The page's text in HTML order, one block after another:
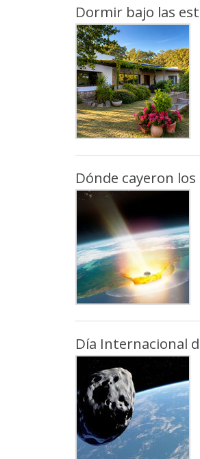
Dormir bajo las
Dónde cayeron
Día Internacional